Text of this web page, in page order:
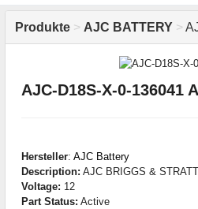
Produkte > AJC BATTERY >
AJC-D18S-X-0-136041
Hersteller: AJC Battery
Description: AJC BRIGGS &
Voltage: 12
Part Status: Active